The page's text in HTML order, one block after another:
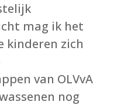
mag ik het
kinderen zich
van OLVvA
nog